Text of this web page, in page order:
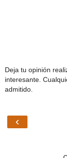
Deja tu opinión
interesante.
admitido.
‹